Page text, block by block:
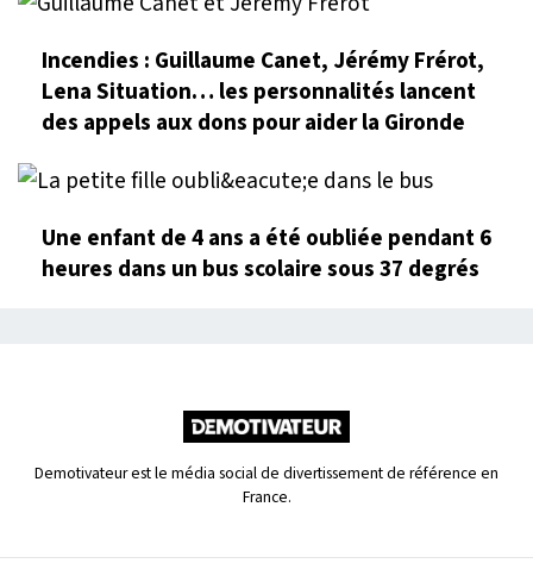
Incendies : Guillaume Canet, Jérémy Frérot,
Lena Situation… les personnalités lancent
des appels aux dons pour aider la Gironde
Une enfant de 4 ans a été oubliée pendant 6
heures dans un bus scolaire sous 37 degrés
Demotivateur est le média social de divertissement de référence en
France.